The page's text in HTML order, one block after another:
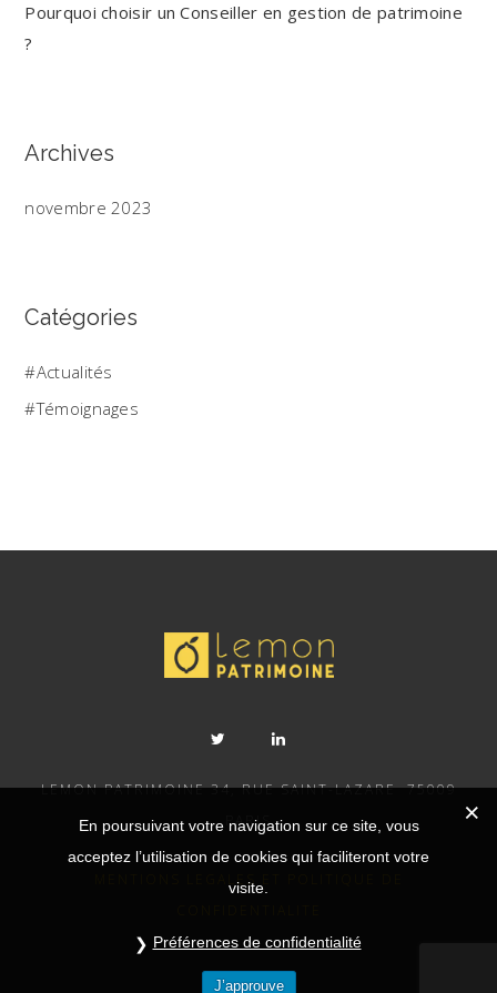
o
r
Pourquoi choisir un Conseiller en gestion de patrimoine
?
Archives
novembre 2023
Catégories
Actualités
Témoignages
LEMON PATRIMOINE 34, RUE SAINT-LAZARE 75009
PARIS
MENTIONS LEGALES ET POLITIQUE DE
En poursuivant votre navigation sur ce site, vous
acceptez l’utilisation de cookies qui faciliteront votre
visite.
Préférences de confidentialité
J’approuve